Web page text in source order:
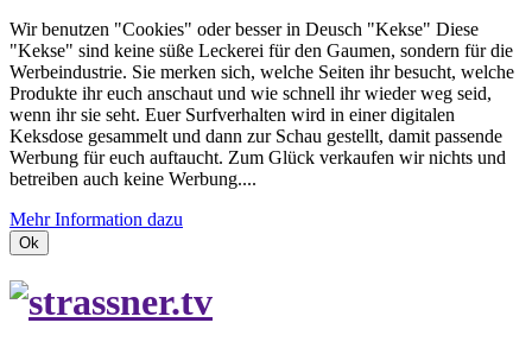
Wir benutzen "Cookies" oder besser in Deusch "Kekse" Diese
"Kekse" sind keine süße Leckerei für den Gaumen, sondern für die
Werbeindustrie. Sie merken sich, welche Seiten ihr besucht, welche
Produkte ihr euch anschaut und wie schnell ihr wieder weg seid,
wenn ihr sie seht. Euer Surfverhalten wird in einer digitalen
Keksdose gesammelt und dann zur Schau gestellt, damit passende
Werbung für euch auftaucht. Zum Glück verkaufen wir nichts und
betreiben auch keine Werbung....
Mehr Information dazu
Ok